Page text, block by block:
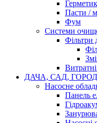
Пасти /
Фум
Системи
Фільтри
ДАЧА, САД, ГОРОД
Насосне
Панель